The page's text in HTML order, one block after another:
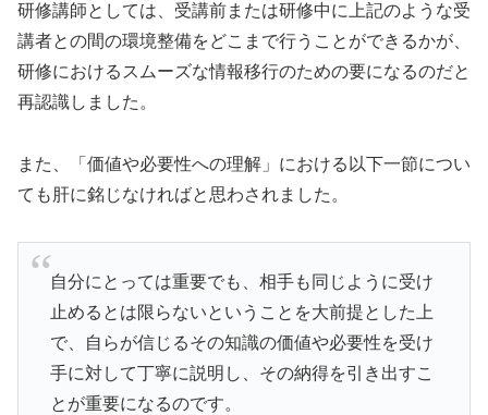
研修講師としては、受講前または研修中に上記のような受
講者との間の環境整備をどこまで行うことができるかが、
研修におけるスムーズな情報移行のための要になるのだと
再認識しました。
また、「価値や必要性への理解」における以下一節につい
ても肝に銘じなければと思わされました。
自分にとっては重要でも、相手も同じように受け
止めるとは限らないということを大前提とした上
で、自らが信じるその知識の価値や必要性を受け
手に対して丁寧に説明し、その納得を引き出すこ
とが重要になるのです。